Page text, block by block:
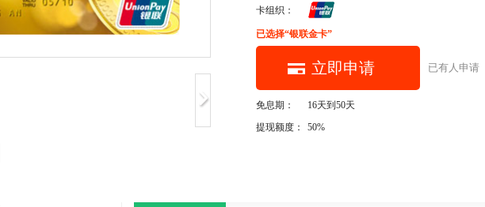
卡组织：
已选择“银联金卡”
立即申请 已有人申请
免息期：
16天到50天
提现额度：
50%